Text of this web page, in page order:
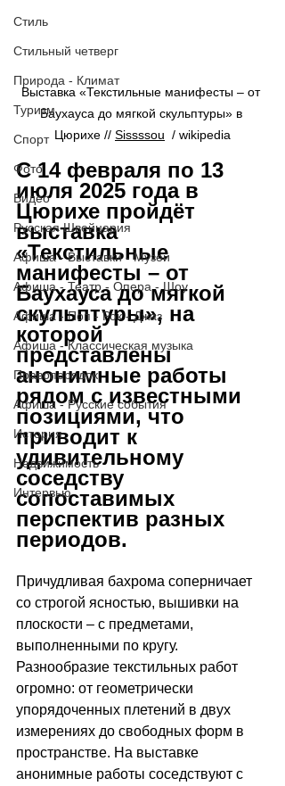
Стиль
Стильный четверг
Природа - Климат
Туризм
Спорт
Фото
Видео
Русская Швейцария
Афиша - Выставки - Музеи
Афиша - Театр - Опера - Шоу
Афиша - Поп - Рок - Джаз
Афиша - Классическая музыка
Правопорядок
Афиша - Русские события
История
Недвижимость
Интервью
Выставка «Текстильные манифесты – от
Баухауса до мягкой скульптуры» в
Цюрихе // Sissssou / wikipedia
С 14 февраля по 13
июля 2025 года в
Цюрихе пройдёт
выставка
«Текстильные
манифесты – от
Баухауса до мягкой
скульптуры», на
которой
представлены
анонимные работы
рядом с известными
позициями, что
приводит к
удивительному
соседству
сопоставимых
перспектив разных
периодов.
Причудливая бахрома соперничает
со строгой ясностью, вышивки на
плоскости – с предметами,
выполненными по кругу.
Разнообразие текстильных работ
огромно: от геометрически
упорядоченных плетений в двух
измерениях до свободных форм в
пространстве. На выставке
анонимные работы соседствуют с